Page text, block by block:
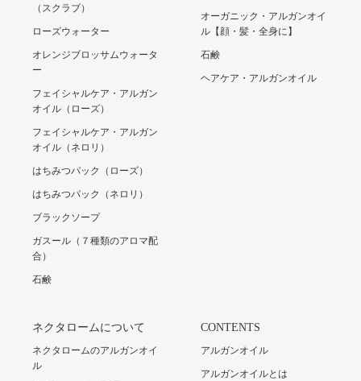
（スクラブ）
ローズウォーター
オレンジブロッサムウォータ
ー
フェイシャルケア・アルガン
オイル（ローズ）
フェイシャルケア・アルガン
オイル（ネロリ）
はちみつパック（ローズ）
はちみつパック（ネロリ）
ブラックソープ
ガスール（７種類のアロマ配
合）
石鹸
オーガニック・アルガンオイ
ル【顔・髪・全身に】
石鹸
ヘアケア・アルガンオイル
ネクタロームについて
ネクタロームのアルガンオイ
ル
CONTENTS
アルガンオイル
アルガンオイルとは